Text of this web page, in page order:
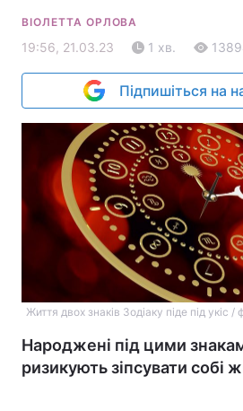
ВІОЛЕТТА ОРЛОВА
19:56, 21.03.23 1 хв.
Підпишіться на
Життя двох знаків Зодіаку піде під укіс /
Народжені під цими
ризикують зіпсувати собі